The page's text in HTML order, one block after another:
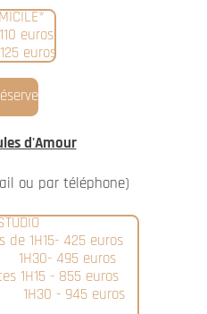
euros
euros
d'Amour
ou par téléphone)
de 1H15- 425 euros
euros
1H15 - 855 euros
euros